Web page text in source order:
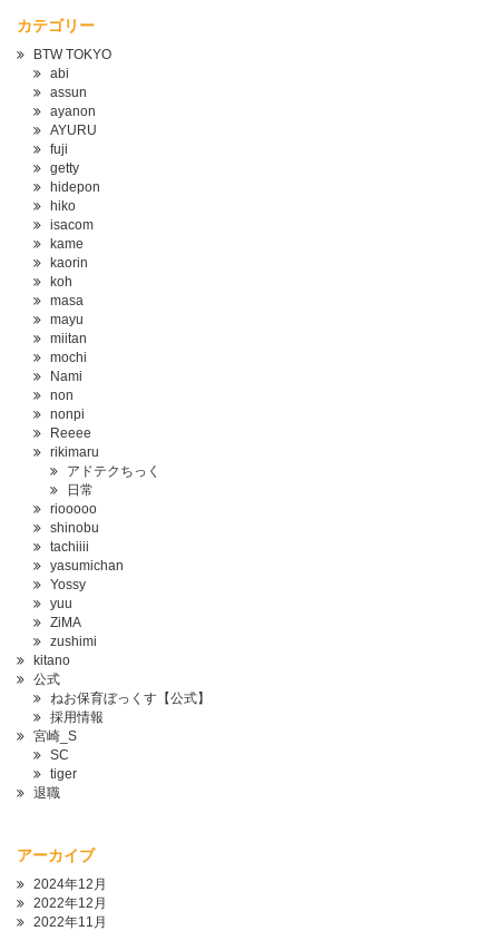
カテゴリー
BTW TOKYO
abi
assun
ayanon
AYURU
fuji
getty
hidepon
hiko
isacom
kame
kaorin
koh
masa
mayu
miitan
mochi
Nami
non
nonpi
Reeee
rikimaru
アドテクちっく
日常
riooooo
shinobu
tachiiii
yasumichan
Yossy
yuu
ZiMA
zushimi
kitano
公式
ねお保育ぼっくす【公式】
採用情報
宮崎_S
SC
tiger
退職
アーカイブ
2024年12月
2022年12月
2022年11月